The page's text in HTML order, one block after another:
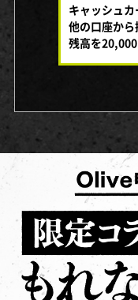
キャッシュカ
他の口座から
残高を